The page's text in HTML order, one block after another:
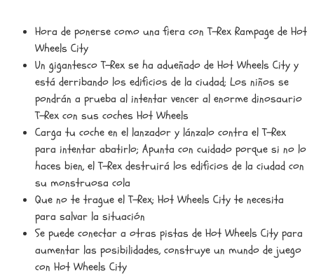
Hora de ponerse como una fiera con T-Rex Rampage de Hot
Wheels City
Un gigantesco T-Rex se ha adueñado de Hot Wheels City y
está derribando los edificios de la ciudad; Los niños se
pondrán a prueba al intentar vencer al enorme dinosaurio
T-Rex con sus coches Hot Wheels
Carga tu coche en el lanzador y lánzalo contra el T-Rex
para intentar abatirlo; Apunta con cuidado porque si no lo
haces bien, el T-Rex destruirá los edificios de la ciudad con
su monstruosa cola
Que no te trague el T-Rex; Hot Wheels City te necesita
para salvar la situación
Se puede conectar a otras pistas de Hot Wheels City para
aumentar las posibilidades, construye un mundo de juego
con Hot Wheels City